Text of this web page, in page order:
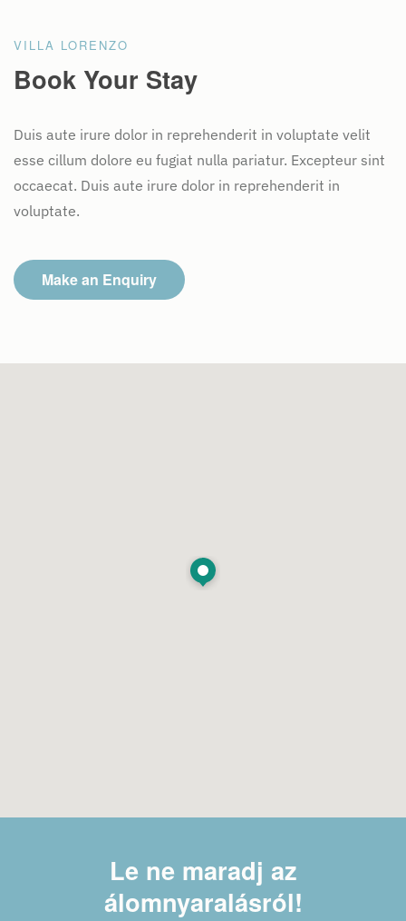
VILLA LORENZO
Book Your Stay
Duis aute irure dolor in reprehenderit in voluptate velit
esse cillum dolore eu fugiat nulla pariatur. Excepteur sint
occaecat. Duis aute irure dolor in reprehenderit in
voluptate.
Make an Enquiry
Le ne maradj az
álomnyaralásról!